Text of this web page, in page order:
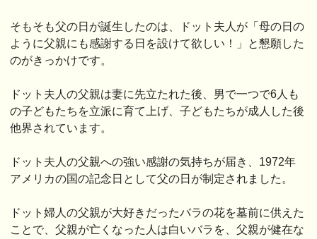
そもそも父の日が誕生したのは、ドット夫人が「母の日の
ように父親にも感謝する日を設けて欲しい！」と懇願した
のがきっかけです。
ドット夫人の父親は妻に先立たれた後、男で一つで6人も
の子どもたちを立派に育て上げ、子どもたちが成人した後
他界されています。
ドット夫人の父親への強い感謝の気持ちが届き、1972年
アメリカの国の記念日として父の日が制定されました。
ドット婦人の父親が大好きだったバラの花を墓前に供えた
ことで、父親が亡くなった人は白いバラを、父親が健在な